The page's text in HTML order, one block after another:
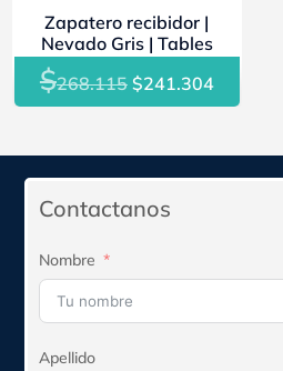
$145.390.
Zapatero recibidor |
Nevado Gris | Tables
$268.115 El
precio
$241.304
precio
Contactanos
Nombre
Apellido